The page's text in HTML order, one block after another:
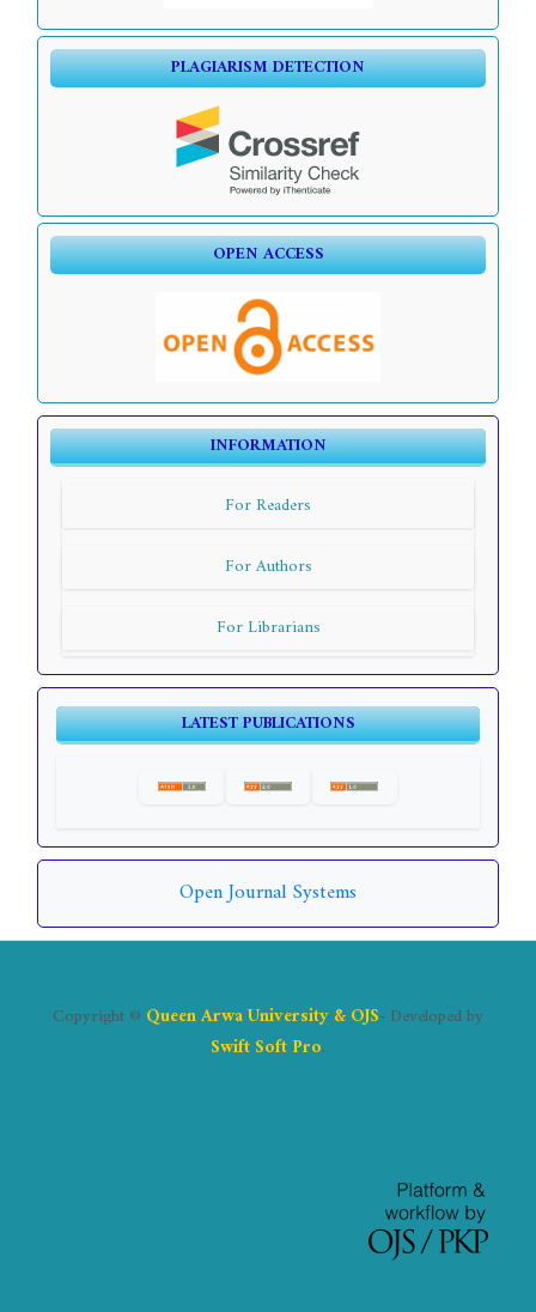
PLAGIARISM DETECTION
OPEN ACCESS
INFORMATION
For Readers
For Authors
For Librarians
LATEST PUBLICATIONS
Open Journal Systems
Copyright © Queen Arwa University & OJS- Developed by
Swift Soft Pro.